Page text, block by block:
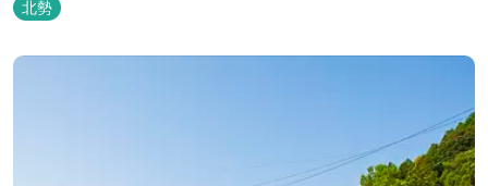
北勢